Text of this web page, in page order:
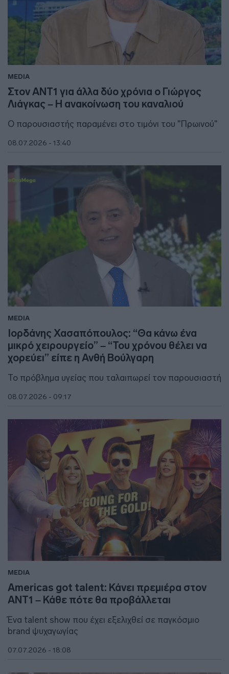
MEDIA
Στον ΑΝΤ1 για άλλα δύο χρόνια ο Γιώργος
Λιάγκας – Η ανακοίνωση του καναλιού
Ο παρουσιαστής παραμένει στο τιμόνι του "Πρωινού"
08.07.2026 - 13:40
MEDIA
Ιορδάνης Χασαπόπουλος: “Θα κάνω ένα
μικρό χειρουργείο” – “Του χρόνου θέλει να
χορεύει” είπε η Ανθή Βούλγαρη
Το πρόβλημα υγείας που ταλαιπωρεί τον παρουσιαστή
08.07.2026 - 09:17
MEDIA
Americas got talent: Κάνει πρεμιέρα στον
ΑΝΤ1 – Κάθε πότε θα προβάλλεται
Ένα talent show που έχει εξελιχθεί σε παγκόσμιο
brand ψυχαγωγίας
07.07.2026 - 18:08